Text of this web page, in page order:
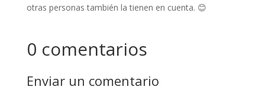
otras personas también la tienen en cuenta. 😊
0 comentarios
Enviar un comentario